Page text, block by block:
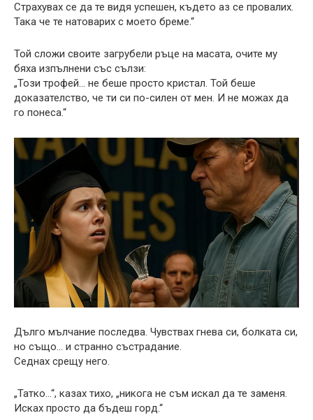
Страхувах се да те видя успешен, където аз се провалих.
Така че те натоварих с моето бреме.“
Той сложи своите загрубели ръце на масата, очите му
бяха изпълнени със сълзи:
„Този трофей… не беше просто кристал. Той беше
доказателство, че ти си по-силен от мен. И не можах да
го понеса.“
Дълго мълчание последва. Чувствах гнева си, болката си,
но също… и странно състрадание.
Седнах срещу него.
„Татко…“, казах тихо, „никога не съм искал да те заменя.
Исках просто да бъдеш горд.“